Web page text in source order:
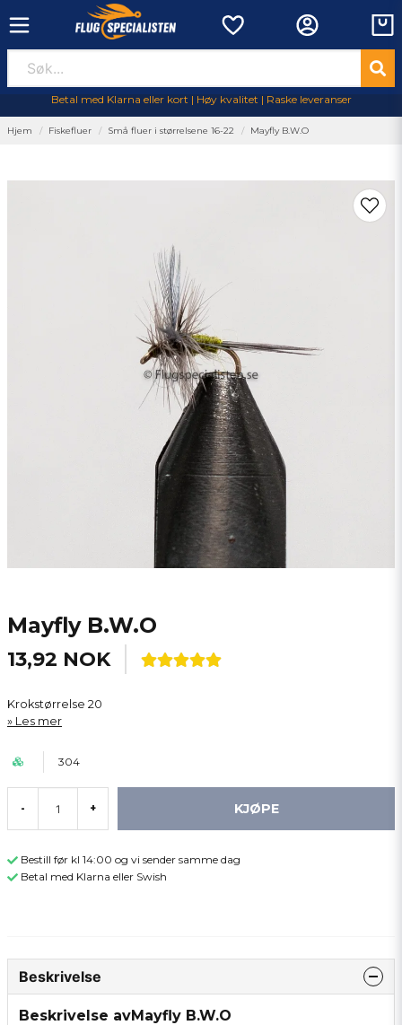
Betal med Klarna eller kort | Høy kvalitet | Raske leveranser
Hjem Fiskefluer Små fluer i størrelsene 16-22 Mayfly B.W.O
Mayfly B.W.O
13,92 NOK
Krokstørrelse 20
Les mer
304
- + KJØPE
Bestill før kl 14:00 og vi sender samme dag
Betal med Klarna eller Swish
Beskrivelse
Beskrivelse avMayfly B.W.O